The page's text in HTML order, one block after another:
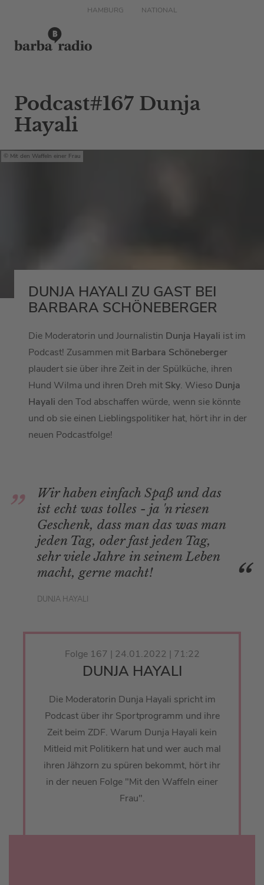
HAMBURG NATIONAL
Podcast#167 Dunja
Hayali
Mit den Waffeln einer Frau
DUNJA HAYALI ZU GAST BEI
BARBARA SCHÖNEBERGER
Die Moderatorin und Journalistin Dunja Hayali ist im
Podcast! Zusammen mit Barbara Schöneberger
plaudert sie über ihre Zeit in der Spülküche, ihren
Hund Wilma und ihren Dreh mit Sky. Wieso Dunja
Hayali den Tod abschaffen würde, wenn sie könnte
und ob sie einen Lieblingspolitiker hat, hört ihr in der
neuen Podcastfolge!
Wir haben einfach Spaß und das
ist echt was tolles - ja 'n riesen
Geschenk, dass man das was man
jeden Tag, oder fast jeden Tag,
sehr viele Jahre in seinem Leben
macht, gerne macht!
DUNJA HAYALI
Folge 167 | 24.01.2022 | 71:22
DUNJA HAYALI
Die Moderatorin Dunja Hayali spricht im
Podcast über ihr Sportprogramm und ihre
Zeit beim ZDF. Warum Dunja Hayali kein
Mitleid mit Politikern hat und wer auch mal
ihren Jähzorn zu spüren bekommt, hört ihr
in der neuen Folge "Mit den Waffeln einer
Frau".